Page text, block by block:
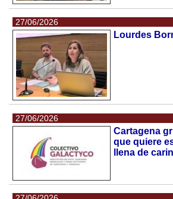
27/06/2026
Lourdes
27/06/2026
Cartagena
que quiere
llena de